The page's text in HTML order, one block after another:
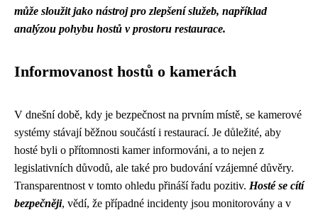
může sloužit jako nástroj pro zlepšení služeb, například
analýzou pohybu hostů v prostoru restaurace.
Informovanost hostů o kamerách
V dnešní době, kdy je bezpečnost na prvním místě, se kamerové
systémy stávají běžnou součástí i restaurací. Je důležité, aby
hosté byli o přítomnosti kamer informováni, a to nejen z
legislativních důvodů, ale také pro budování vzájemné důvěry.
Transparentnost v tomto ohledu přináší řadu pozitiv. Hosté se cítí
bezpečněji, vědí, že případné incidenty jsou monitorovány a v